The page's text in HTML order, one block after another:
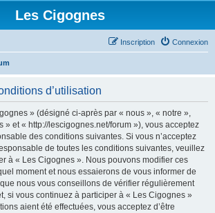
Les Cigognes
Connexion
Inscription
d’utilisation
» (désigné ci-après par « nous », « notre »,
» et « http://lescigognes.net/forum »), vous acceptez
des conditions suivantes. Si vous n’acceptez
de toutes les conditions suivantes, veuillez
à « Les Cigognes ». Nous pouvons modifier ces
moment et nous essaierons de vous informer de
nous vous conseillons de vérifier régulièrement
si vous continuez à participer à « Les Cigognes »
aient été effectuées, vous acceptez d’être